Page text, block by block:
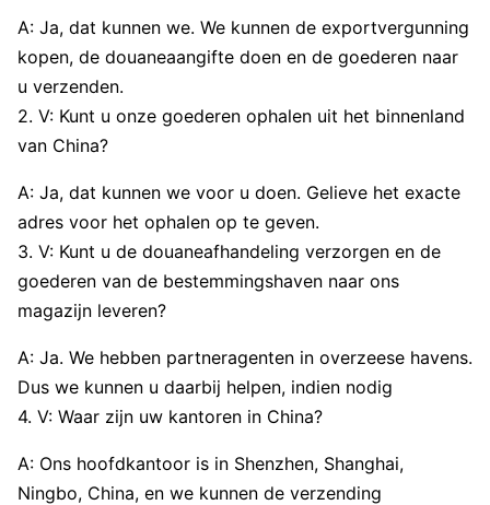
A: Ja, dat kunnen we. We kunnen de exportvergunning
kopen, de douaneaangifte doen en de goederen naar
u verzenden.
2. V: Kunt u onze goederen ophalen uit het binnenland
van China?
A: Ja, dat kunnen we voor u doen. Gelieve het exacte
adres voor het ophalen op te geven.
3. V: Kunt u de douaneafhandeling verzorgen en de
goederen van de bestemmingshaven naar ons
magazijn leveren?
A: Ja. We hebben partneragenten in overzeese havens.
Dus we kunnen u daarbij helpen, indien nodig
4. V: Waar zijn uw kantoren in China?
A: Ons hoofdkantoor is in Shenzhen, Shanghai,
Ningbo, China, en we kunnen de verzending